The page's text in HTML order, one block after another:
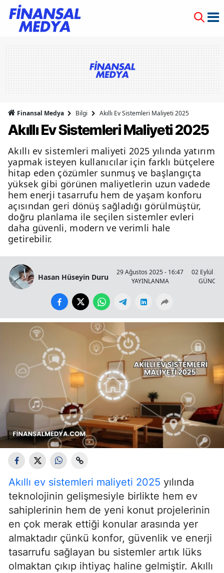
Finansal Medya Bilgi Akıllı Ev Sistemleri Maliyeti 2025
Akıllı Ev Sistemleri Maliyeti 2025
Akıllı ev sistemleri maliyeti 2025 yılında yatırım
yapmak isteyen kullanıcılar için farklı bütçelere
hitap eden çözümler sunmuş ve başlangıçta
yüksek gibi görünen maliyetlerin uzun vadede
hem enerji tasarrufu hem de yaşam konforu
açısından geri dönüş sağladığı görülmüştür,
doğru planlama ile seçilen sistemler evleri
daha güvenli, modern ve verimli hale
getirebilir.
Hasan Hüseyin Duru
29 Ağustos 2025 - 16:47
YAYINLANMA
02 Eylül
Akıllı ev sistemleri maliyeti 2025 yılında
teknolojinin gelişmesiyle birlikte hem ev
sahiplerinin hem de yeni konut projelerinin
en çok merak ettiği konular arasında yer
almaktadır çünkü konfor, güvenlik ve enerji
tasarrufu sağlayan bu sistemler artık lüks
olmaktan çıkıp ihtiyaç haline gelmiştir. Akıllı